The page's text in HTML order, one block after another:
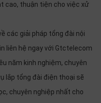
cao, thuận tiện cho việc xử
các giải pháp tổng đài nội
liên hệ ngay với Gtctelecom
năm kinh nghiệm, chuyên
lắp tổng đài điện thoại sẽ
chuyên nghiệp nhất cho